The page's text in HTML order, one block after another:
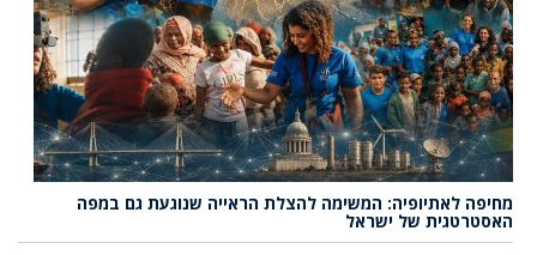
מחיפה לאתיופיה: המשימה להצלת הראייה שנוגעת גם במפה
האסטרטגית של ישראל